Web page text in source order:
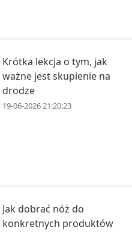
Krótka lekcja o tym, jak
ważne jest skupienie na
drodze
19-06-2026 21:20:23
Jak dobrać nóż do
konkretnych produktów